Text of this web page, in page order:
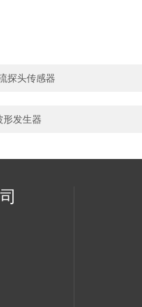
探头传感器
形发生器